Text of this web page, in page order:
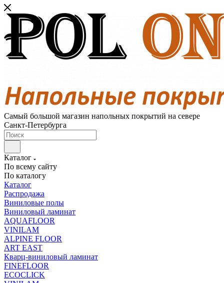
Самый большой магазин напольных покрытий на севере
Санкт-Петербурга
Каталог
По всему сайту
По каталогу
Каталог
Распродажа
Виниловые полы
Виниловый ламинат
AQUAFLOOR
VINILAM
ALPINE FLOOR
ART EAST
Кварц-виниловый ламинат
FINEFLOOR
ECOCLICK